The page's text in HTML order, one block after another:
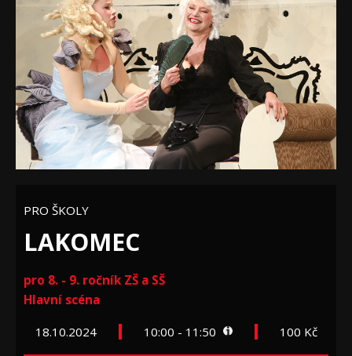
PRO ŠKOLY
LAKOMEC
pro 8. - 9. ročník ZŠ a SŠ
Hlavní scéna
18.10.2024 10:00 - 11:50 100 Kč